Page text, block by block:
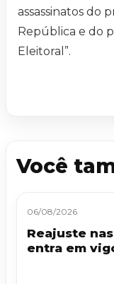
assassinatos do
República e do
Eleitoral”.
Você
06/08/2026
Reajuste
entra em